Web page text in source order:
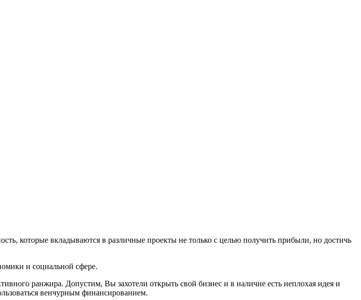
которые вкладываются в различные проекты не только с целью получить прибыли, но достичь
и социальной сфере.
ранжира. Допустим, Вы захотели открыть свой бизнес и в наличие есть неплохая идея и
венчурным финансированием.